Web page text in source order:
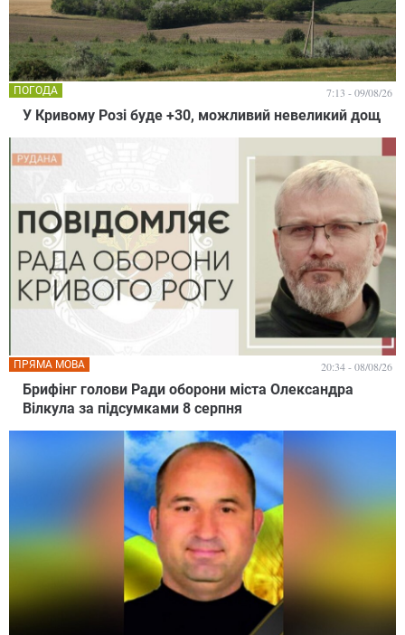
У Кривому Розі буде +30, можливий невеликий дощ
ПОГОДА 7:13 - 09/08/26
Брифінг голови Ради оборони міста Олександра
Вілкула за підсумками 8 серпня
ПРЯМА МОВА 20:34 - 08/08/26